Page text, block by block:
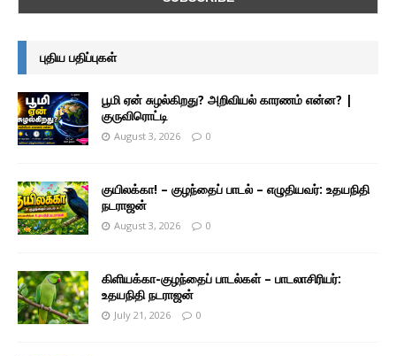
புதிய பதிப்புகள்
பூமி ஏன் சுழல்கிறது? அறிவியல் காரணம் என்ன? |
குருவிரொட்டி
August 3, 2026 0
குயிலக்கா! – குழந்தைப் பாடல் – எழுதியவர்: உதயநிதி
நடராஜன்
August 3, 2026 0
கிளியக்கா-குழந்தைப் பாடல்கள் – பாடலாசிரியர்:
உதயநிதி நடராஜன்
July 21, 2026 0